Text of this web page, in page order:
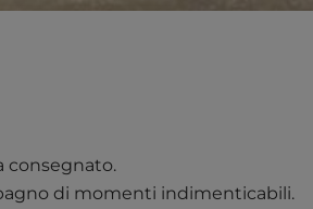
consegnato.
di momenti indimenticabili.